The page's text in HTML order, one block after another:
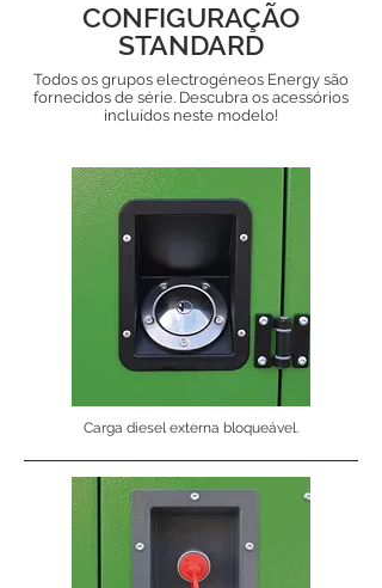
CONFIGURAÇÃO
STANDARD
Todos os grupos electrogéneos Energy são
fornecidos de série. Descubra os acessórios
incluídos neste modelo!
Carga diesel externa bloqueável.